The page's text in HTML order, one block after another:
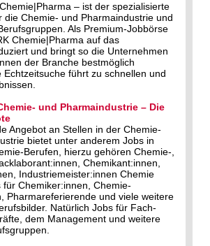
– ist der spezialisierte
die Chemie- und Pharmaindustrie und
Als Premium-Jobbörse
Chemie|Pharma auf das
und bringt so die Unternehmen
der Branche bestmöglich
Echtzeitsuche führt zu schnellen und
und Pharmaindustrie – Die
Angebot an Stellen in der Chemie-
bietet unter anderem Jobs in
Berufen, hierzu gehören Chemie-,
Chemikant:innen,
Industriemeister:innen Chemie
Chemiker:innen, Chemie-
Pharmareferierende und viele weitere
Natürlich Jobs für Fach-
dem Management und weitere